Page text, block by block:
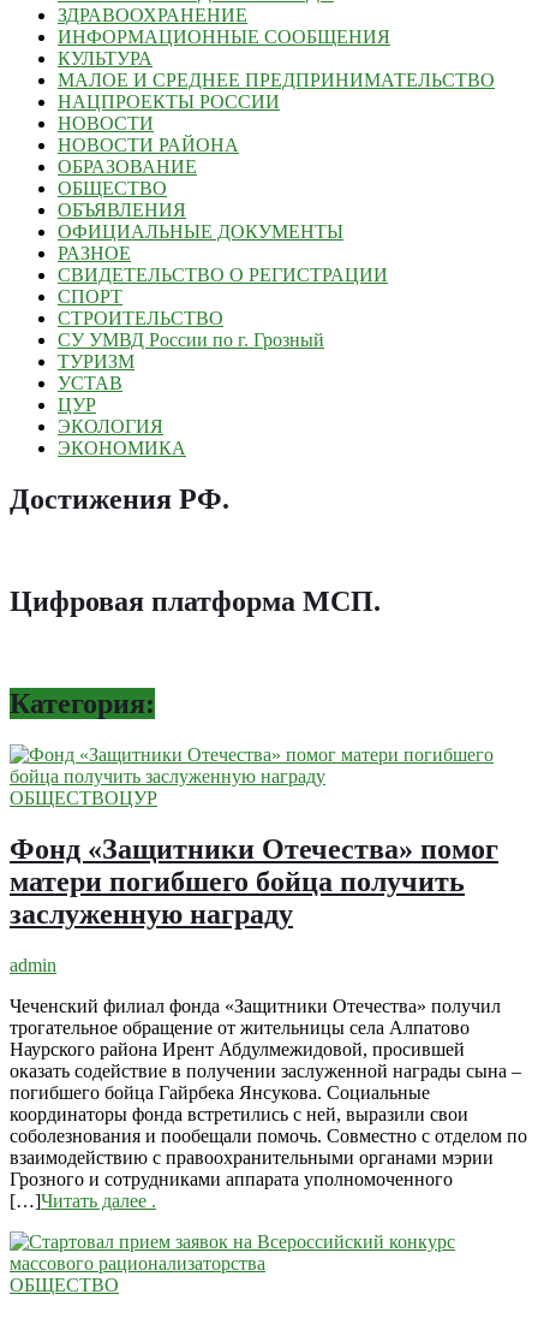
ЗДРАВООХРАНЕНИЕ
ИНФОРМАЦИОННЫЕ СООБЩЕНИЯ
КУЛЬТУРА
МАЛОЕ И СРЕДНЕЕ ПРЕДПРИНИМАТЕЛЬСТВО
НАЦПРОЕКТЫ РОССИИ
НОВОСТИ
НОВОСТИ РАЙОНА
ОБРАЗОВАНИЕ
ОБЩЕСТВО
ОБЪЯВЛЕНИЯ
ОФИЦИАЛЬНЫЕ ДОКУМЕНТЫ
РАЗНОЕ
СВИДЕТЕЛЬСТВО О РЕГИСТРАЦИИ
СПОРТ
СТРОИТЕЛЬСТВО
СУ УМВД России по г. Грозный
ТУРИЗМ
УСТАВ
ЦУР
ЭКОЛОГИЯ
ЭКОНОМИКА
Достижения РФ.
Цифровая платформа МСП.
Категория:
ОБЩЕСТВОЦУР
Фонд «Защитники Отечества» помог
матери погибшего бойца получить
заслуженную награду
admin
Чеченский филиал фонда «Защитники Отечества» получил
трогательное обращение от жительницы села Алпатово
Наурского района Ирент Абдулмежидовой, просившей
оказать содействие в получении заслуженной награды сына –
погибшего бойца Гайрбека Янсукова. Социальные
координаторы фонда встретились с ней, выразили свои
соболезнования и пообещали помочь. Совместно с отделом по
взаимодействию с правоохранительными органами мэрии
Грозного и сотрудниками аппарата уполномоченного
[…]Читать далее .
ОБЩЕСТВО